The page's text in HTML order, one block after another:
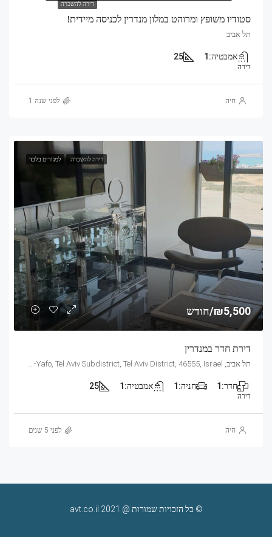
דירה להשכרה
סטודיו משופץ ומרוהט במלון מנדרין לכניסה מיידית!
תל אביב
אמבטיה: 1
25
דירה
חיה לפני שנה 1
דירה להשכרה למגורים בלבד
₪5,500/חודש
דירת חדר במנדרין
חדר: 1 חניה: 1 אמבטיה: 1
25
דירה
חיה לפני 5 שנים
© כל הזכויות שמורות @ 2021 avt.co.il